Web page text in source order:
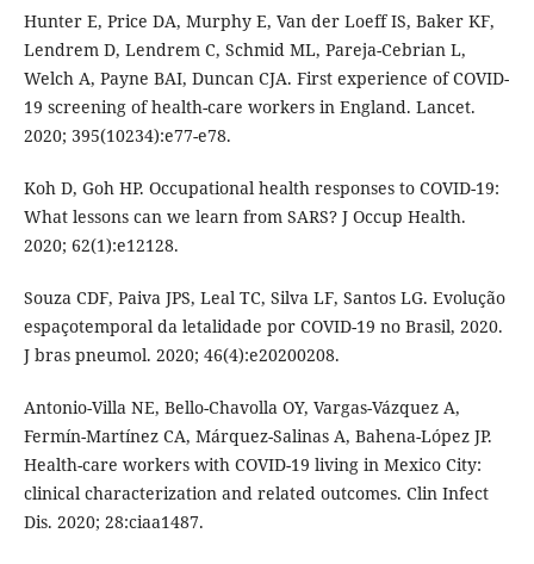
Hunter E, Price DA, Murphy E, Van der Loeff IS, Baker KF,
Lendrem D, Lendrem C, Schmid ML, Pareja-Cebrian L,
Welch A, Payne BAI, Duncan CJA. First experience of COVID-
19 screening of health-care workers in England. Lancet.
2020; 395(10234):e77-e78.
Koh D, Goh HP. Occupational health responses to COVID-19:
What lessons can we learn from SARS? J Occup Health.
2020; 62(1):e12128.
Souza CDF, Paiva JPS, Leal TC, Silva LF, Santos LG. Evolução
espaçotemporal da letalidade por COVID-19 no Brasil, 2020.
J bras pneumol. 2020; 46(4):e20200208.
Antonio-Villa NE, Bello-Chavolla OY, Vargas-Vázquez A,
Fermín-Martínez CA, Márquez-Salinas A, Bahena-López JP.
Health-care workers with COVID-19 living in Mexico City:
clinical characterization and related outcomes. Clin Infect
Dis. 2020; 28:ciaa1487.